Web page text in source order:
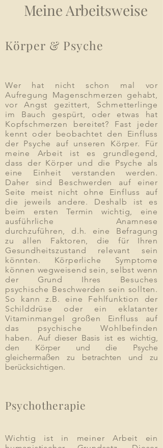
Meine Arbeitsweise
Körper & Psyche
Wer hat nicht schon mal vor
Aufregung Magenschmerzen gehabt,
vor Angst gezittert, Schmetterlinge
im Bauch gespürt, oder etwas hat
Kopfschmerzen bereitet? Fast jeder
kennt oder beobachtet den Einfluss
der Psyche auf unseren Körper. Für
meine Arbeit ist es grundlegend,
dass der Körper und die Psyche als
eine Einheit verstanden werden.
Daher sind Beschwerden auf einer
Seite meist nicht ohne Einfluss auf
die jeweils andere. Deshalb ist es
beim ersten Termin wichtig, eine
ausführliche Anamnese
durchzuführen, d.h. eine Befragung
zu allen Faktoren, die für Ihren
Gesundheitszustand relevant sein
könnten. Körperliche Symptome
können wegweisend sein,selbst wenn
der Grund Ihres Besuches
psychische Beschwerden sein sollten.
So kann z.B. eine Fehlfunktion der
Schilddrüse oder ein eklatanter
Vitaminmangel großen Einfluss auf
das psychische Wohlbefinden
haben. Auf dieser Basis ist es wichtig,
den Körper und die Psyche
gleichermaßen zu betrachten und zu
berücksichtigen.
Psychotherapie
Wichtig ist in meiner Arbeit ein